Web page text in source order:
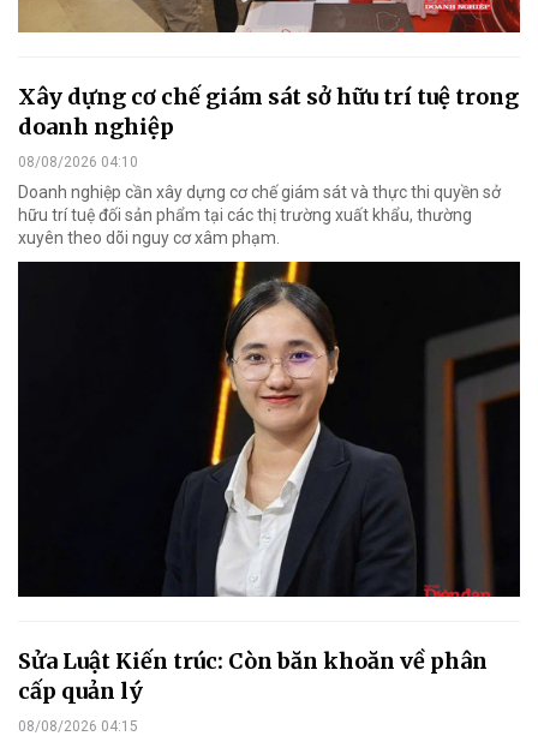
Xây dựng cơ chế giám sát sở hữu trí tuệ trong
doanh nghiệp
08/08/2026 04:10
Doanh nghiệp cần xây dựng cơ chế giám sát và thực thi quyền sở
hữu trí tuệ đối sản phẩm tại các thị trường xuất khẩu, thường
xuyên theo dõi nguy cơ xâm phạm.
Sửa Luật Kiến trúc: Còn băn khoăn về phân
cấp quản lý
08/08/2026 04:15